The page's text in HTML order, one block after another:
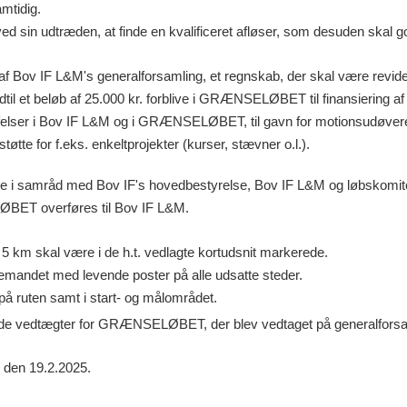
sin udtræden, at finde en kvalificeret afløser, som desuden skal
Bov IF L&M's generalforsamling, et regnskab, der skal være
et beløb af 25.000 kr. forblive i GRÆNSELØBET til finansiering
i Bov IF L&M og i GRÆNSELØBET, til gavn for
for f.eks. enkeltprojekter (kurser, stævner o.l.).
samråd med Bov IF's hovedbestyrelse, Bov IF L&M og
overføres til Bov IF L&M.
km skal være i de h.t. vedlagte kortudsnit markerede.
med levende poster på alle udsatte steder.
ruten samt i start- og målområdet.
vedtægter for GRÆNSELØBET, der blev vedtaget på
19.2.2025.